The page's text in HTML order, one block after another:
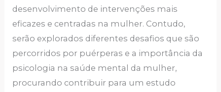
desenvolvimento de intervenções mais
eficazes e centradas na mulher. Contudo,
serão explorados diferentes desafios que são
percorridos por puérperas e a importância da
psicologia na saúde mental da mulher,
procurando contribuir para um estudo